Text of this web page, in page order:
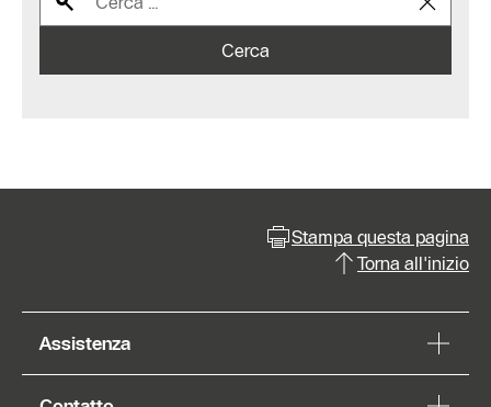
Cerca
Stampa questa pagina
Torna all'inizio
Assistenza